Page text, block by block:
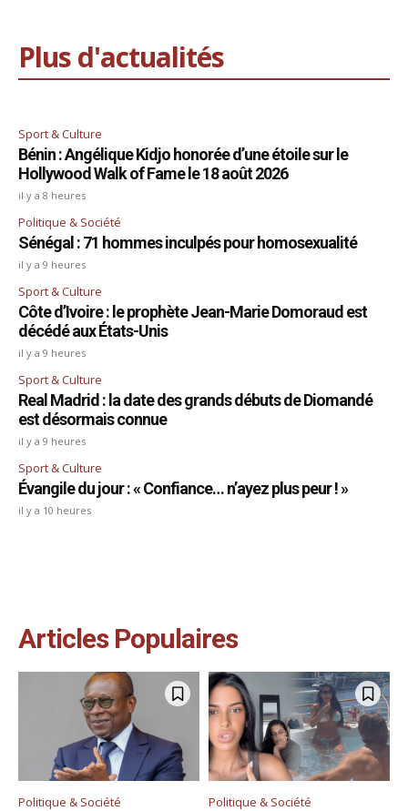
Plus d'actualités
Sport & Culture
Bénin : Angélique Kidjo honorée d’une étoile sur le
Hollywood Walk of Fame le 18 août 2026
il y a 8 heures
Politique & Société
Sénégal : 71 hommes inculpés pour homosexualité
il y a 9 heures
Sport & Culture
Côte d’Ivoire : le prophète Jean-Marie Domoraud est
décédé aux États-Unis
il y a 9 heures
Sport & Culture
Real Madrid : la date des grands débuts de Diomandé
est désormais connue
il y a 9 heures
Sport & Culture
Évangile du jour : « Confiance… n’ayez plus peur ! »
il y a 10 heures
Articles Populaires
Politique & Société Politique & Société